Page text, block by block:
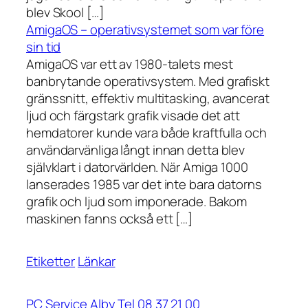
blev Skool […]
AmigaOS – operativsystemet som var före
sin tid
AmigaOS var ett av 1980-talets mest
banbrytande operativsystem. Med grafiskt
gränssnitt, effektiv multitasking, avancerat
ljud och färgstark grafik visade det att
hemdatorer kunde vara både kraftfulla och
användarvänliga långt innan detta blev
självklart i datorvärlden. När Amiga 1000
lanserades 1985 var det inte bara datorns
grafik och ljud som imponerade. Bakom
maskinen fanns också ett […]
EtiketterLänkar
PC Service Alby Tel 08 37 21 00